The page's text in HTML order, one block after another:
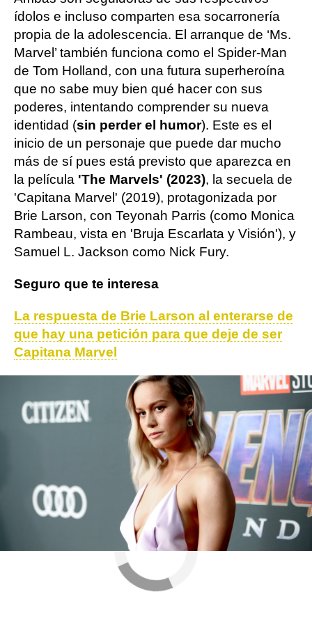
ídolos e incluso comparten esa socarronería
propia de la adolescencia. El arranque de ‘Ms.
Marvel’ también funciona como el Spider-Man
de Tom Holland, con una futura superheroína
que no sabe muy bien qué hacer con sus
poderes, intentando comprender su nueva
identidad (sin perder el humor). Este es el
inicio de un personaje que puede dar mucho
más de sí pues está previsto que aparezca en
la película 'The Marvels' (2023), la secuela de
'Capitana Marvel' (2019), protagonizada por
Brie Larson, con Teyonah Parris (como Monica
Rambeau, vista en 'Bruja Escarlata y Visión'), y
Samuel L. Jackson como Nick Fury.
Seguro que te interesa
La respuesta de Brie Larson al enterarse de
que hay una petición para que deje de ser
Capitana Marvel
Brie Larson marvel Opinión